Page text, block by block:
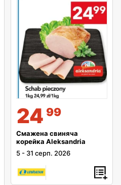
24 99
Смажена свиняча
корейка Aleksandria
5 - 31 серп. 2026